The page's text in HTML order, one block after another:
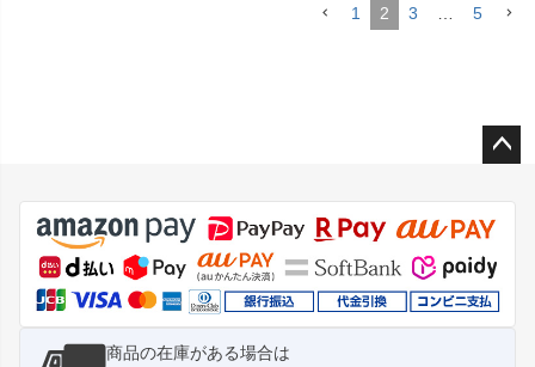
1 2 3 5
ジト
ップ
へ
商品の在庫がある場合は